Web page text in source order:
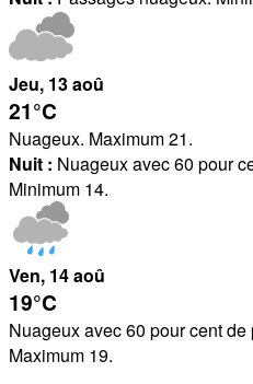
Jeu, 13aoû
21°C
Nuageux. Maximum 21.
Nuit : Nuageux avec 60 pour
Minimum 14.
Ven, 14aoû
19°C
Nuageux avec 60 pour cent
Maximum 19.